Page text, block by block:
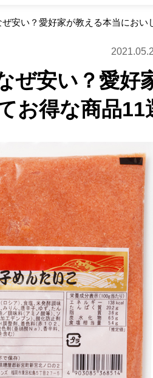
ぜ安い？愛好
お得な商品11